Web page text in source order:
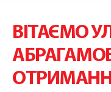
ВІТАЄМО